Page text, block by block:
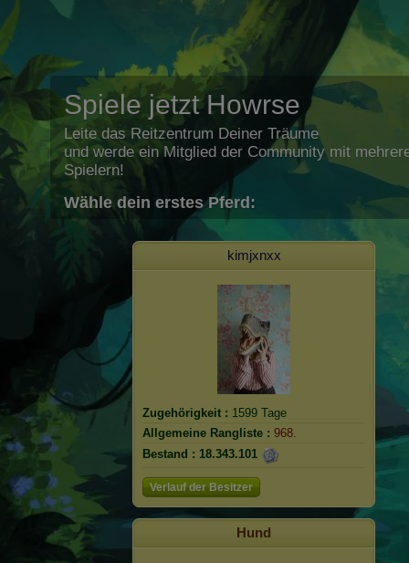
Spiele jetzt Howrse
Leite das Reitzentrum Deiner Träume
und werde ein Mitglied der Community mit
Spielern!
Wähle dein erstes Pferd:
kimjxnxx
Zugehörigkeit : 1599 Tage
Allgemeine Rangliste : 968.
Bestand : 18.343.101
Verlauf der Besitzer
Hund